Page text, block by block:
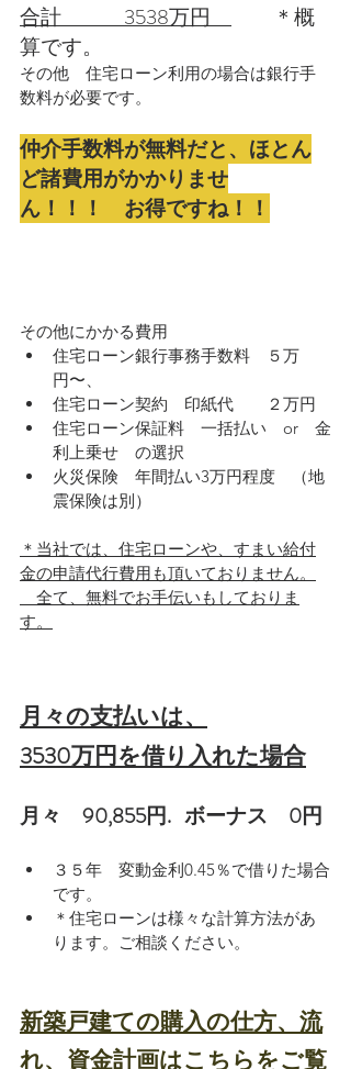
合計　　　3538万円
＊概
算です。
その他　住宅ローン利用の場合は銀行手
数料が必要です。
仲介手数料が無料だと、ほとん
ど諸費用がかかりませ
ん！！！　お得ですね！！
その他にかかる費用
住宅ローン銀行事務手数料　５万
円〜、
住宅ローン契約　印紙代　　２万円
住宅ローン保証料　一括払い　or　金
利上乗せ　の選択
火災保険　年間払い3万円程度　（地
震保険は別）
＊当社では、住宅ローンや、すまい給付
金の申請代行費用も頂いておりません。
全て、無料でお手伝いもしておりま
す。
月々の支払いは、
3530万円を借り入れた場合
月々　90,855円.   ボーナス　0円
３５年　変動金利0.45％で借りた場合
です。
＊住宅ローンは様々な計算方法があ
ります。ご相談ください。
新築戸建ての購入の仕方、流
れ、資金計画はこちらをご覧